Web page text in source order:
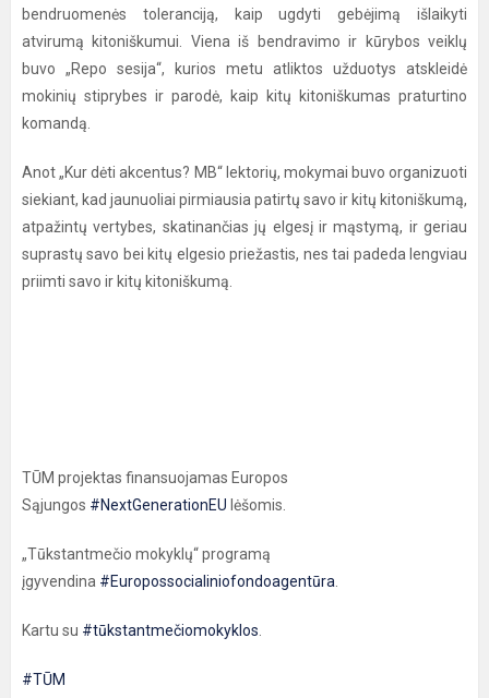
bendruomenės toleranciją, kaip ugdyti gebėjimą išlaikyti
atvirumą kitoniškumui. Viena iš bendravimo ir kūrybos veiklų
buvo „Repo sesija“, kurios metu atliktos užduotys atskleidė
mokinių stiprybes ir parodė, kaip kitų kitoniškumas praturtino
komandą.
Anot „Kur dėti akcentus? MB“ lektorių, mokymai buvo organizuoti
siekiant, kad jaunuoliai pirmiausia patirtų savo ir kitų kitoniškumą,
atpažintų vertybes, skatinančias jų elgesį ir mąstymą, ir geriau
suprastų savo bei kitų elgesio priežastis, nes tai padeda lengviau
priimti savo ir kitų kitoniškumą.
TŪM projektas finansuojamas Europos
Sąjungos #NextGenerationEU lėšomis.
„Tūkstantmečio mokyklų“ programą
įgyvendina #Europossocialiniofondoagentūra.
Kartu su #tūkstantmečiomokyklos.
#TŪM